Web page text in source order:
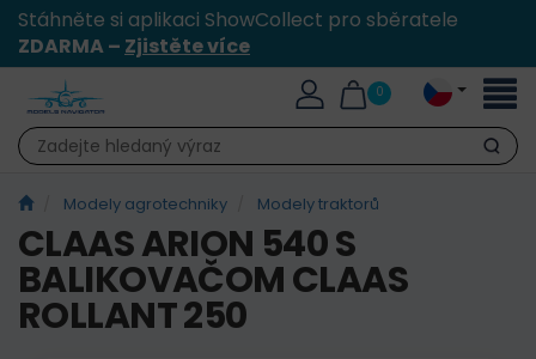
Stáhněte si aplikaci ShowCollect pro sběratele
ZDARMA – Zjistěte více
0
Hledat
Modely agrotechniky Modely traktorů
CLAAS ARION 540 S
BALIKOVAČOM CLAAS
ROLLANT 250